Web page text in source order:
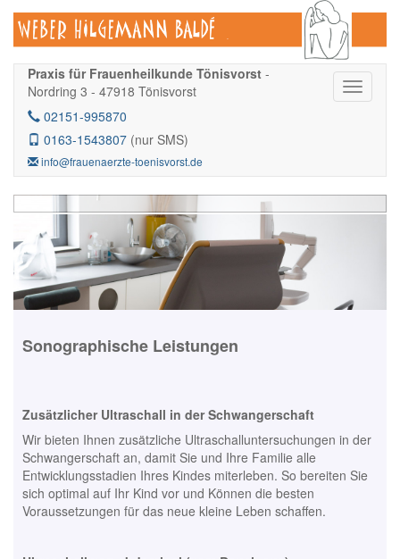
Praxis für Frauenheilkunde Tönisvorst -
Nordring 3 - 47918 Tönisvorst
02151-995870
0163-1543807 (nur SMS)
info@frauenaerzte-toenisvorst.de
Sonographische Leistungen
Zusätzlicher Ultraschall in der Schwangerschaft
Wir bieten Ihnen zusätzliche Ultraschalluntersuchungen in der
Schwangerschaft an, damit Sie und Ihre Familie alle
Entwicklungsstadien Ihres Kindes miterleben. So bereiten Sie
sich optimal auf Ihr Kind vor und Können die besten
Voraussetzungen für das neue kleine Leben schaffen.